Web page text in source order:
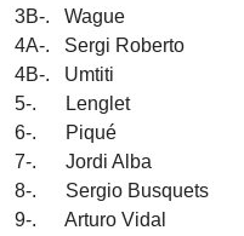
3B-. Wague
4A-. Sergi Roberto
4B-. Umtiti
5-. Lenglet
6-. Piqué
7-. Jordi Alba
8-. Sergio Busquets
9-. Arturo Vidal